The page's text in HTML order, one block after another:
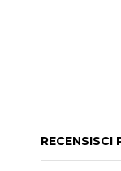
RECENSISCI